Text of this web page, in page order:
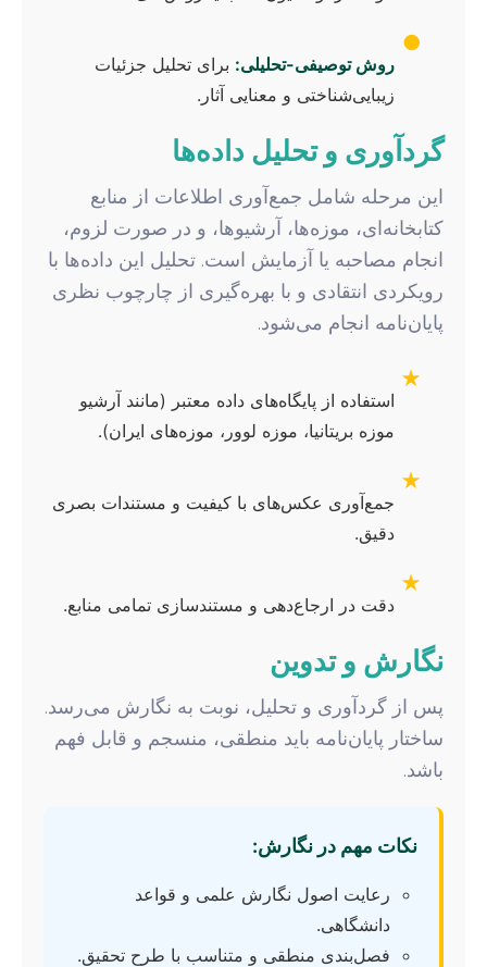
●
روش توصیفی-تحلیلی: برای تحلیل جزئیات
زیبایی‌شناختی و معنایی آثار.
گردآوری و تحلیل داده‌ها
این مرحله شامل جمع‌آوری اطلاعات از منابع
کتابخانه‌ای، موزه‌ها، آرشیوها، و در صورت لزوم،
انجام مصاحبه یا آزمایش است. تحلیل این داده‌ها با
رویکردی انتقادی و با بهره‌گیری از چارچوب نظری
پایان‌نامه انجام می‌شود.
★
استفاده از پایگاه‌های داده معتبر (مانند آرشیو
موزه بریتانیا، موزه لوور، موزه‌های ایران).
★
جمع‌آوری عکس‌های با کیفیت و مستندات بصری
دقیق.
★
دقت در ارجاع‌دهی و مستندسازی تمامی منابع.
نگارش و تدوین
پس از گردآوری و تحلیل، نوبت به نگارش می‌رسد.
ساختار پایان‌نامه باید منطقی، منسجم و قابل فهم
باشد.
نکات مهم در نگارش:
رعایت اصول نگارش علمی و قواعد
دانشگاهی.
فصل‌بندی منطقی و متناسب با طرح تحقیق.